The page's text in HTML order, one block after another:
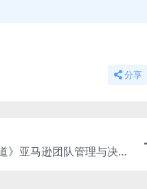
分享
》亚马逊团队管理与决策